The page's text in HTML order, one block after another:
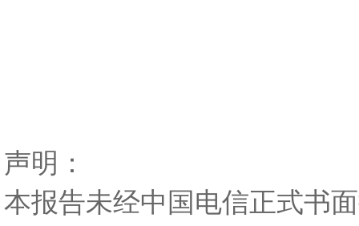
声明：
本报告未经中国电信正式书